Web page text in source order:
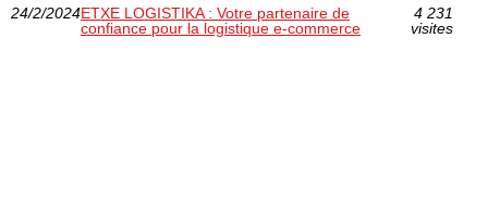
24/2/2024ETXE LOGISTIKA : Votre partenaire de
confiance pour la logistique e-commerce
4 231
visites